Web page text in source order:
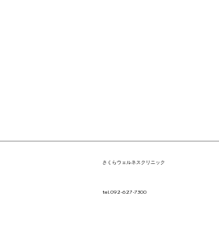
さくらウェルネスクリニック
tel.092-627-7300